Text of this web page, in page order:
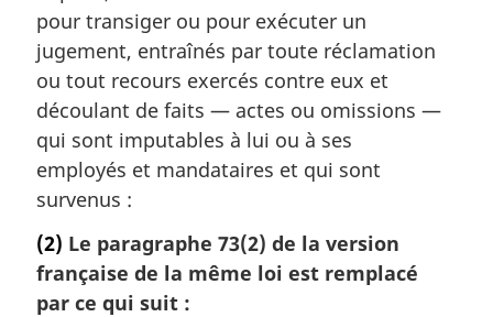
i
n
a
e
:
pour transiger ou pour exécuter un
jugement, entraînés par toute réclamation
ou tout recours exercés contre eux et
découlant de faits — actes ou omissions —
qui sont imputables à lui ou à ses
employés et mandataires et qui sont
survenus :
(2) Le paragraphe 73(2) de la version
française de la même loi est remplacé
par ce qui suit :